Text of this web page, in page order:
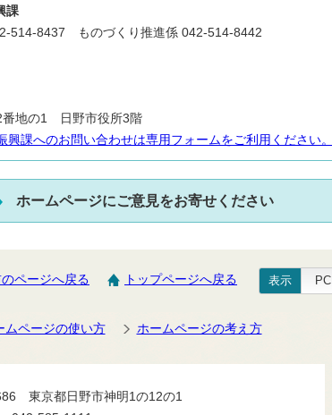
課
514-8437 ものづくり推進係 042-514-8442
番地の1 日野市役所3階
興課へのお問い合わせは専用フォームをご利用ください。
ホームページにご意見をお寄せください
ページへ戻る トップページへ戻る 表示 PC
ムページの使い方 ホームページの考え方
東京都日野市神明1の12の1